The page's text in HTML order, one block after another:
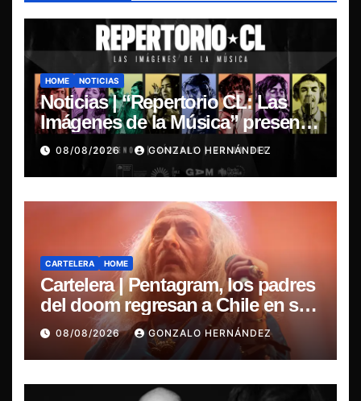
HOME NOTICIAS
Noticias | “Repertorio CL: Las
Imágenes de la Música” presenta
la esencia del nuevo sonido
nacional
08/08/2026 GONZALO HERNÁNDEZ
CARTELERA HOME
Cartelera | Pentagram, los padres
del doom regresan a Chile en su
última misa
08/08/2026 GONZALO HERNÁNDEZ